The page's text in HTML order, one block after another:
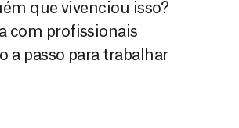
que vivenciou isso?
com profissionais
a passo para trabalhar